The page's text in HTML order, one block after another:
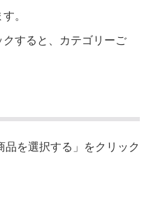
。
クすると、カテゴリーご
を選択する」をクリック